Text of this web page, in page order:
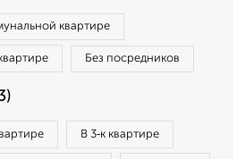
квартире
Без посредников
В 3‑к квартире